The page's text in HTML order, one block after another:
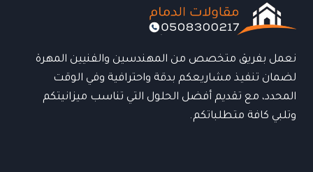
نعمل بفريق متخصص من المهندسين والفنيين المهرة
لضمان تنفيذ مشاريعكم بدقة واحترافية وفي الوقت
المحدد، مع تقديم أفضل الحلول التي تناسب ميزانيتكم
وتلبي كافة متطلباتكم.